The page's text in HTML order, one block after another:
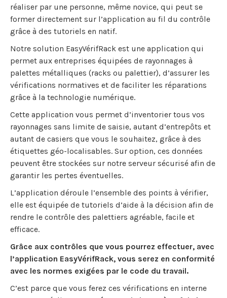
réaliser par une personne, même novice, qui peut se
former directement sur l’application au fil du contrôle
grâce à des tutoriels en natif.
Notre solution EasyVérifRack est une application qui
permet aux entreprises équipées de rayonnages à
palettes métalliques (racks ou palettier), d’assurer les
vérifications normatives et de faciliter les réparations
grâce à la technologie numérique.
Cette application vous permet d’inventorier tous vos
rayonnages sans limite de saisie, autant d’entrepôts et
autant de casiers que vous le souhaitez, grâce à des
étiquettes géo-localisables. Sur option, ces données
peuvent être stockées sur notre serveur sécurisé afin de
garantir les pertes éventuelles.
L’application déroule l’ensemble des points à vérifier,
elle est équipée de tutoriels d’aide à la décision afin de
rendre le contrôle des palettiers agréable, facile et
efficace.
Grâce aux contrôles que vous pourrez effectuer, avec
l’application EasyVérifRack, vous serez en conformité
avec les normes exigées par le code du travail.
C’est parce que vous ferez ces vérifications en interne